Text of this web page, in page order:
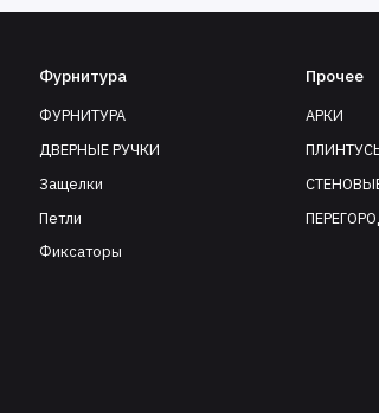
Фурнитура
ФУРНИТУРА
ДВЕРНЫЕ РУЧКИ
Защелки
Петли
Фиксаторы
Прочее
АРКИ